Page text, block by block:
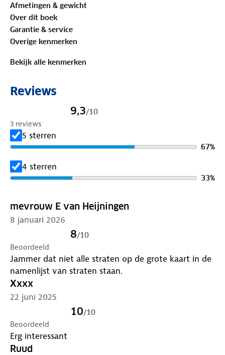
theater aan Hope Street.
Deze kleine reisgids past gemakkelijk in de tas en
heeft een handige uitneembare kaart met daarop
de beste tips voor overnachten, winkelen, eten en
drinken en uitgaan.
serie een reisgids voor nagenoeg iedere denkbare
Afmetingen & gewicht
Over dit boek
Garantie & service
Overige kenmerken
Bekijk alle kenmerken
Reviews
9,3/10
3 reviews
5 sterren
67%
4 sterren
33%
mevrouw E van Heijningen
8 januari 2026
8/10
Beoordeeld
Jammer dat niet alle straten op de grote kaart in de
namenlijst van straten staan.
Xxxx
22 juni 2025
10/10
Beoordeeld
Erg interessant
Ruud